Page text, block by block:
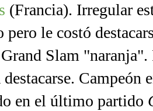
(Francia). Irregular
le costó
Slam
Campeón
en el último partido